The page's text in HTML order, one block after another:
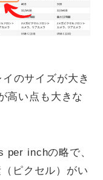
のサイズが大き
高い点も大きな
per inchの略で、
ピクセル）がい